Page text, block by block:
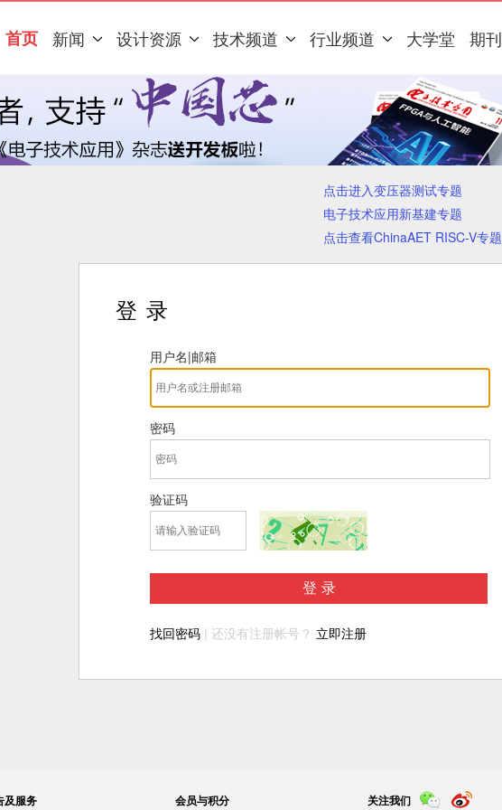
首页 新闻 设计资源 技术频道 行业频道 大学堂 期刊
点击进入变压器测试专题
电子技术应用新基建专题
点击查看ChinaAET RISC-V专题
登录
用户名|邮箱
密码
验证码
登录
找回密码 | 还没有注册帐号？ 立即注册
及服务 会员与积分 关注我们